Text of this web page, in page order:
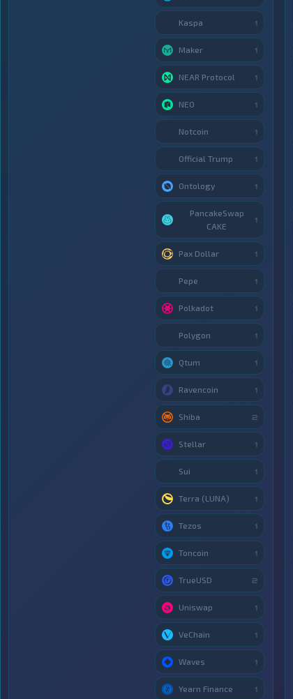
Kaspa 1
Maker 1
NEAR Protocol 1
NEO 1
Notcoin 1
Official Trump 1
Ontology 1
PancakeSwap
CAKE
1
Pax Dollar 1
Pepe 1
Polkadot 1
Polygon 1
Qtum 1
Ravencoin 1
Shiba 2
Stellar 1
Sui 1
Terra (LUNA) 1
Tezos 1
Toncoin 1
TrueUSD 2
Uniswap 1
VeChain 1
Waves 1
Yearn Finance 1